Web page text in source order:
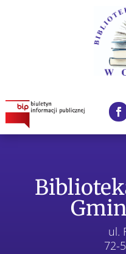
ul.
72-